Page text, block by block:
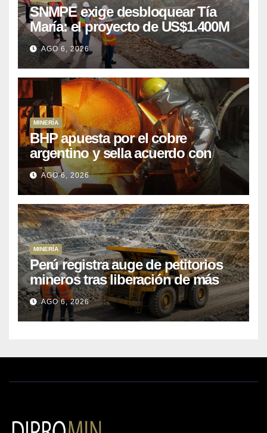
SNMPE exige desbloquear Tía
María: el proyecto de US$1.400M
que Perú lleva 15 años
posponiendo
AGO 6, 2026
MINERÍA
BHP apuesta por el cobre
argentino y sella acuerdo con
Kobrea para siete proyecto
AGO 6, 2026
MINERÍA
Perú registra auge de petitorios
mineros tras liberación de más
de mil concesiones para explorar
cobre y oro
AGO 6, 2026